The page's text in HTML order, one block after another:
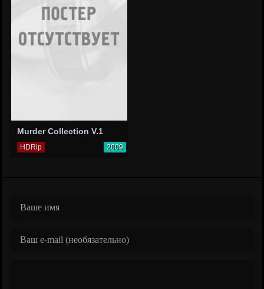
Murder Collection V.1
HDRip 2009